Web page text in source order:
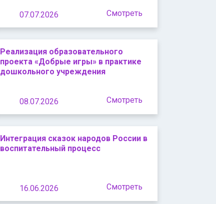
07.07.2026 Смотреть
Реализация образовательного
проекта «Добрые игры» в практике
дошкольного учреждения
08.07.2026 Смотреть
Интеграция сказок народов России в
воспитательный процесс
16.06.2026 Смотреть